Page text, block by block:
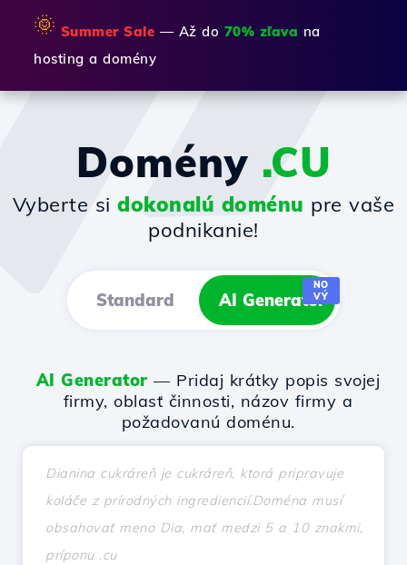
🌞 Summer Sale — Až do 70% zľava na
hosting a domény
Domény .CU
Vyberte sidokonalú doménu pre vaše
podnikanie!
Standard AI Generator
NO
VÝ
AI Generator — Pridaj krátky popis svojej
firmy, oblasť činnosti, názov firmy a
požadovanú doménu.